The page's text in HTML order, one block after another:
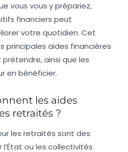
vous vous y prépariez,
financiers peut
votre quotidien. Cet
principales aides financières
ainsi que les
en bénéficier.
les aides
retraités ?
les retraités sont des
ou les collectivités